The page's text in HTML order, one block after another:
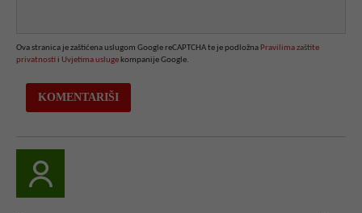
Ova stranica je zaštićena uslugom Google reCAPTCHA te je podložna Pravilima zaštite
privatnosti i Uvjetima usluge kompanije Google.